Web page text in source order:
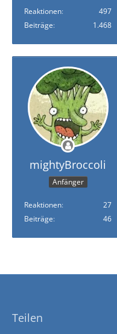
Reaktionen
497
Beiträge
1.468
mightyBroccoli
Anfänger
Reaktionen
27
Beiträge
46
Teilen